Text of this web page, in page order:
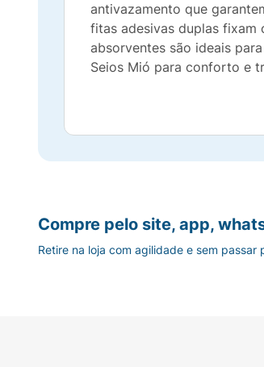
antivazamento que
fitas adesivas duplas fixam
absorventes são ideais
Seios Mió para conforto e
Compre pelo site, app,
Retire na loja com agilidade e sem passar